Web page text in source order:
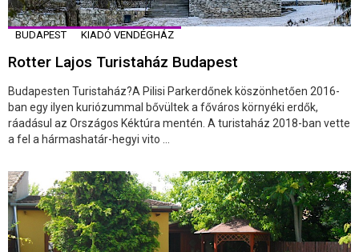
BUDAPEST KIADÓ VENDÉGHÁZ
Rotter Lajos Turistaház Budapest
Budapesten Turistaház?A Pilisi Parkerdőnek köszönhetően 2016-
ban egy ilyen kuriózummal bővültek a főváros környéki erdők,
ráadásul az Országos Kéktúra mentén. A turistaház 2018-ban vette
a fel a hármashatár-hegyi vito ...